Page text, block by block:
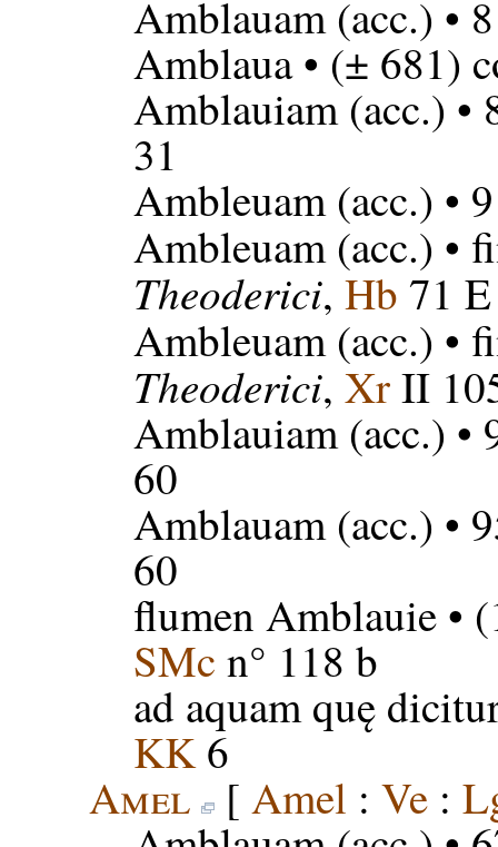
Amblauam(acc.) •
Amblaua• (± 681)
Amblauiam(acc.) •
31
Ambleuam(acc.) •
Ambleuam(acc.) •
Theoderici, Hb 71
Ambleuam(acc.) •
Theoderici, XrII
Amblauiam(acc.) •
60
Amblauam(acc.) •
60
flumen Amblauie•
SMc n° 118 b
ad aquam quę
KK6
Amel [ Amel : Ve: